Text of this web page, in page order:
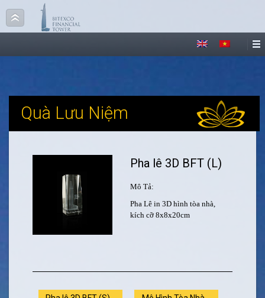
Quà Lưu Niệm
Pha lê 3D BFT (L)
Mô Tả:
Pha Lê in 3D hình tòa nhà,
kích cỡ 8x8x20cm